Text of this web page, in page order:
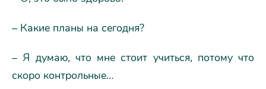
– Какие планы на сегодня?
– Я думаю, что мне стоит учиться, потому что
скоро контрольные…